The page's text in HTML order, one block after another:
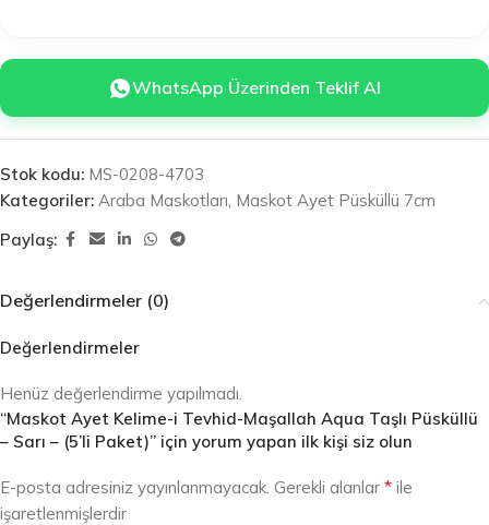
WhatsApp Üzerinden Teklif Al
Stok kodu: MS-0208-4703
Kategoriler: Araba Maskotları, Maskot Ayet Püsküllü 7cm
Paylaş:
Değerlendirmeler (0)
Değerlendirmeler
Henüz değerlendirme yapılmadı.
“Maskot Ayet Kelime-i Tevhid-Maşallah Aqua Taşlı Püsküllü
– Sarı – (5’li Paket)” için yorum yapan ilk kişi siz olun
E-posta adresiniz yayınlanmayacak. Gerekli alanlar * ile
işaretlenmişlerdir